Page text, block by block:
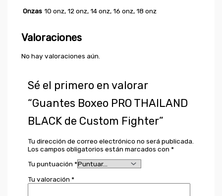
Onzas 10 onz, 12 onz, 14 onz, 16 onz, 18 onz
Valoraciones
No hay valoraciones aún.
Sé el primero en valorar
“Guantes Boxeo PRO THAILAND
BLACK de Custom Fighter”
Tu dirección de correo electrónico no será publicada.
Los campos obligatorios están marcados con*
Tu puntuación*
Tu valoración*